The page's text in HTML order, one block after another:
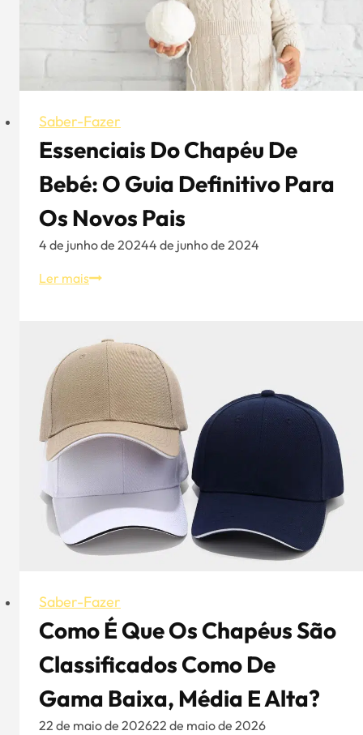
Saber-Fazer
Essenciais Do Chapéu De
Bebé: O Guia Definitivo Para
Os Novos Pais
4 de junho de 20244 de junho de 2024
Ler maisEssenciais
de
bebé:
O
guia
definitivo
para
os
pais
Saber-Fazer
Como É Que Os Chapéus São
Classificados Como De
Gama Baixa, Média E Alta?
22 de maio de 202622 de maio de 2026